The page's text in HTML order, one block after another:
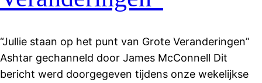
“Jullie staan op het punt van Grote Veranderingen”
Ashtar gechanneld door James McConnell Dit
bericht werd doorgegeven tijdens onze wekelijkse